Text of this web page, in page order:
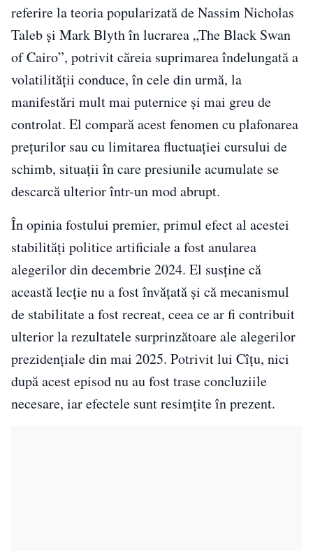
referire la teoria popularizată de Nassim Nicholas
Taleb și Mark Blyth în lucrarea „The Black Swan
of Cairo”, potrivit căreia suprimarea îndelungată a
volatilității conduce, în cele din urmă, la
manifestări mult mai puternice și mai greu de
controlat. El compară acest fenomen cu plafonarea
prețurilor sau cu limitarea fluctuației cursului de
schimb, situații în care presiunile acumulate se
descarcă ulterior într-un mod abrupt.
În opinia fostului premier, primul efect al acestei
stabilități politice artificiale a fost anularea
alegerilor din decembrie 2024. El susține că
această lecție nu a fost învățată și că mecanismul
de stabilitate a fost recreat, ceea ce ar fi contribuit
ulterior la rezultatele surprinzătoare ale alegerilor
prezidențiale din mai 2025. Potrivit lui Cîțu, nici
după acest episod nu au fost trase concluziile
necesare, iar efectele sunt resimțite în prezent.